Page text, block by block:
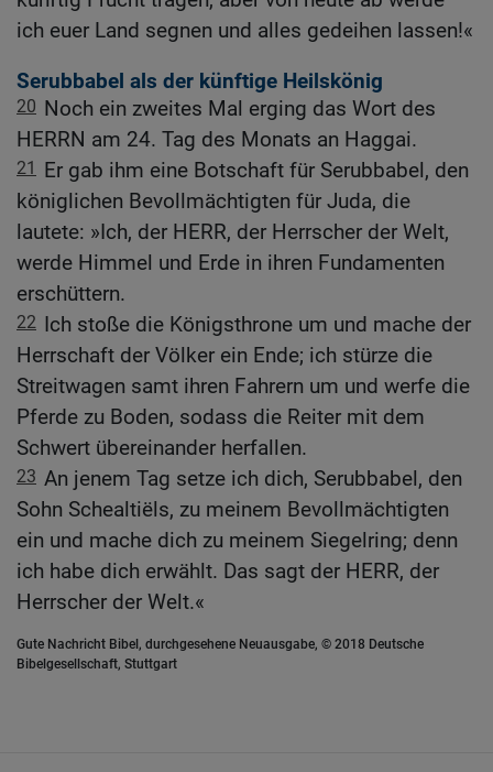
ich euer Land segnen und alles gedeihen lassen!«
Serubbabel als der künftige Heilskönig
20 Noch ein zweites Mal erging das Wort des
HERRN am 24. Tag des Monats an Haggai.
21 Er gab ihm eine Botschaft für Serubbabel, den
königlichen Bevollmächtigten für Juda, die
lautete: »Ich, der HERR, der Herrscher der Welt,
werde Himmel und Erde in ihren Fundamenten
erschüttern.
22 Ich stoße die Königsthrone um und mache der
Herrschaft der Völker ein Ende; ich stürze die
Streitwagen samt ihren Fahrern um und werfe die
Pferde zu Boden, sodass die Reiter mit dem
Schwert übereinander herfallen.
23 An jenem Tag setze ich dich, Serubbabel, den
Sohn Schealtiëls, zu meinem Bevollmächtigten
ein und mache dich zu meinem Siegelring; denn
ich habe dich erwählt. Das sagt der HERR, der
Herrscher der Welt.«
Gute Nachricht Bibel, durchgesehene Neuausgabe, © 2018 Deutsche
Bibelgesellschaft, Stuttgart